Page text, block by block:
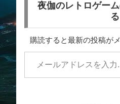
夜伽のレトロゲー
る
購読すると最新の投稿が